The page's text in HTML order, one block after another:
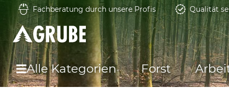
Fachberatung durch unsere Profis Qualität
Alle Kategorien Forst